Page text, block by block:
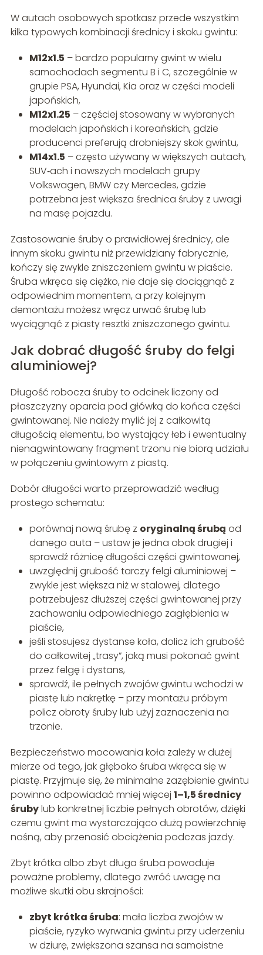
W autach osobowych spotkasz przede wszystkim
kilka typowych kombinacji średnicy i skoku gwintu:
M12x1.5 – bardzo popularny gwint w wielu
samochodach segmentu B i C, szczególnie w
grupie PSA, Hyundai, Kia oraz w części modeli
japońskich,
M12x1.25 – częściej stosowany w wybranych
modelach japońskich i koreańskich, gdzie
producenci preferują drobniejszy skok gwintu,
M14x1.5 – często używany w większych autach,
SUV‑ach i nowszych modelach grupy
Volkswagen, BMW czy Mercedes, gdzie
potrzebna jest większa średnica śruby z uwagi
na masę pojazdu.
Zastosowanie śruby o prawidłowej średnicy, ale
innym skoku gwintu niż przewidziany fabrycznie,
kończy się zwykle zniszczeniem gwintu w piaście.
Śruba wkręca się ciężko, nie daje się dociągnąć z
odpowiednim momentem, a przy kolejnym
demontażu możesz wręcz urwać śrubę lub
wyciągnąć z piasty resztki zniszczonego gwintu.
Jak dobrać długość śruby do felgi
aluminiowej?
Długość robocza śruby to odcinek liczony od
płaszczyzny oparcia pod główką do końca części
gwintowanej. Nie należy mylić jej z całkowitą
długością elementu, bo wystający łeb i ewentualny
nienagwintowany fragment trzonu nie biorą udziału
w połączeniu gwintowym z piastą.
Dobór długości warto przeprowadzić według
prostego schematu:
porównaj nową śrubę z oryginalną śrubą od
danego auta – ustaw je jedna obok drugiej i
sprawdź różnicę długości części gwintowanej,
uwzględnij grubość tarczy felgi aluminiowej –
zwykle jest większa niż w stalowej, dlatego
potrzebujesz dłuższej części gwintowanej przy
zachowaniu odpowiedniego zagłębienia w
piaście,
jeśli stosujesz dystanse koła, dolicz ich grubość
do całkowitej „trasy”, jaką musi pokonać gwint
przez felgę i dystans,
sprawdź, ile pełnych zwojów gwintu wchodzi w
piastę lub nakrętkę – przy montażu próbym
policz obroty śruby lub użyj zaznaczenia na
trzonie.
Bezpieczeństwo mocowania koła zależy w dużej
mierze od tego, jak głęboko śruba wkręca się w
piastę. Przyjmuje się, że minimalne zazębienie gwintu
powinno odpowiadać mniej więcej 1–1,5 średnicy
śrubylub konkretnej liczbie pełnych obrotów, dzięki
czemu gwint ma wystarczająco dużą powierzchnię
nośną, aby przenosić obciążenia podczas jazdy.
Zbyt krótka albo zbyt długa śruba powoduje
poważne problemy, dlatego zwróć uwagę na
możliwe skutki obu skrajności:
zbyt krótka śruba: mała liczba zwojów w
piaście, ryzyko wyrwania gwintu przy uderzeniu
w dziurę, zwiększona szansa na samoistne